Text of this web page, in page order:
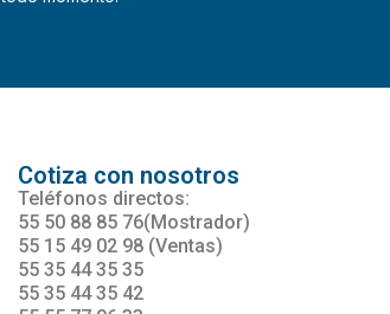
Cotiza con nosotros
Teléfonos directos:
55 50 88 85 76(Mostrador)
55 15 49 02 98 (Ventas)
55 35 44 35 35
55 35 44 35 42